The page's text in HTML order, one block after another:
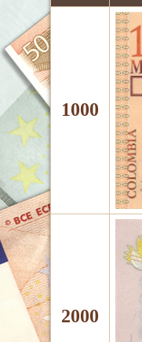
1000
2000